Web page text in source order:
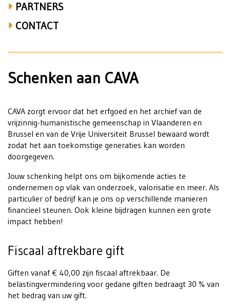
PARTNERS
CONTACT
Schenken aan CAVA
CAVA zorgt ervoor dat het erfgoed en het archief van de
vrijzinnig-humanistische gemeenschap in Vlaanderen en
Brussel en van de Vrije Universiteit Brussel bewaard wordt
zodat het aan toekomstige generaties kan worden
doorgegeven.
Jouw schenking helpt ons om bijkomende acties te
ondernemen op vlak van onderzoek, valorisatie en meer. Als
particulier of bedrijf kan je ons op verschillende manieren
financieel steunen. Ook kleine bijdragen kunnen een grote
impact hebben!
Fiscaal aftrekbare gift
Giften vanaf € 40,00 zijn fiscaal aftrekbaar. De
belastingvermindering voor gedane giften bedraagt 30 % van
het bedrag van uw gift.